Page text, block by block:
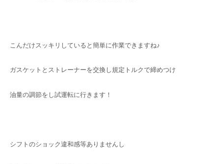
こんだけスッキリしていると簡単に作業できますね♪
ガスケットとストレーナーを交換し規定トルクで締めつけ
油量の調節をし試運転に行きます！
シフトのショック違和感等ありませんし